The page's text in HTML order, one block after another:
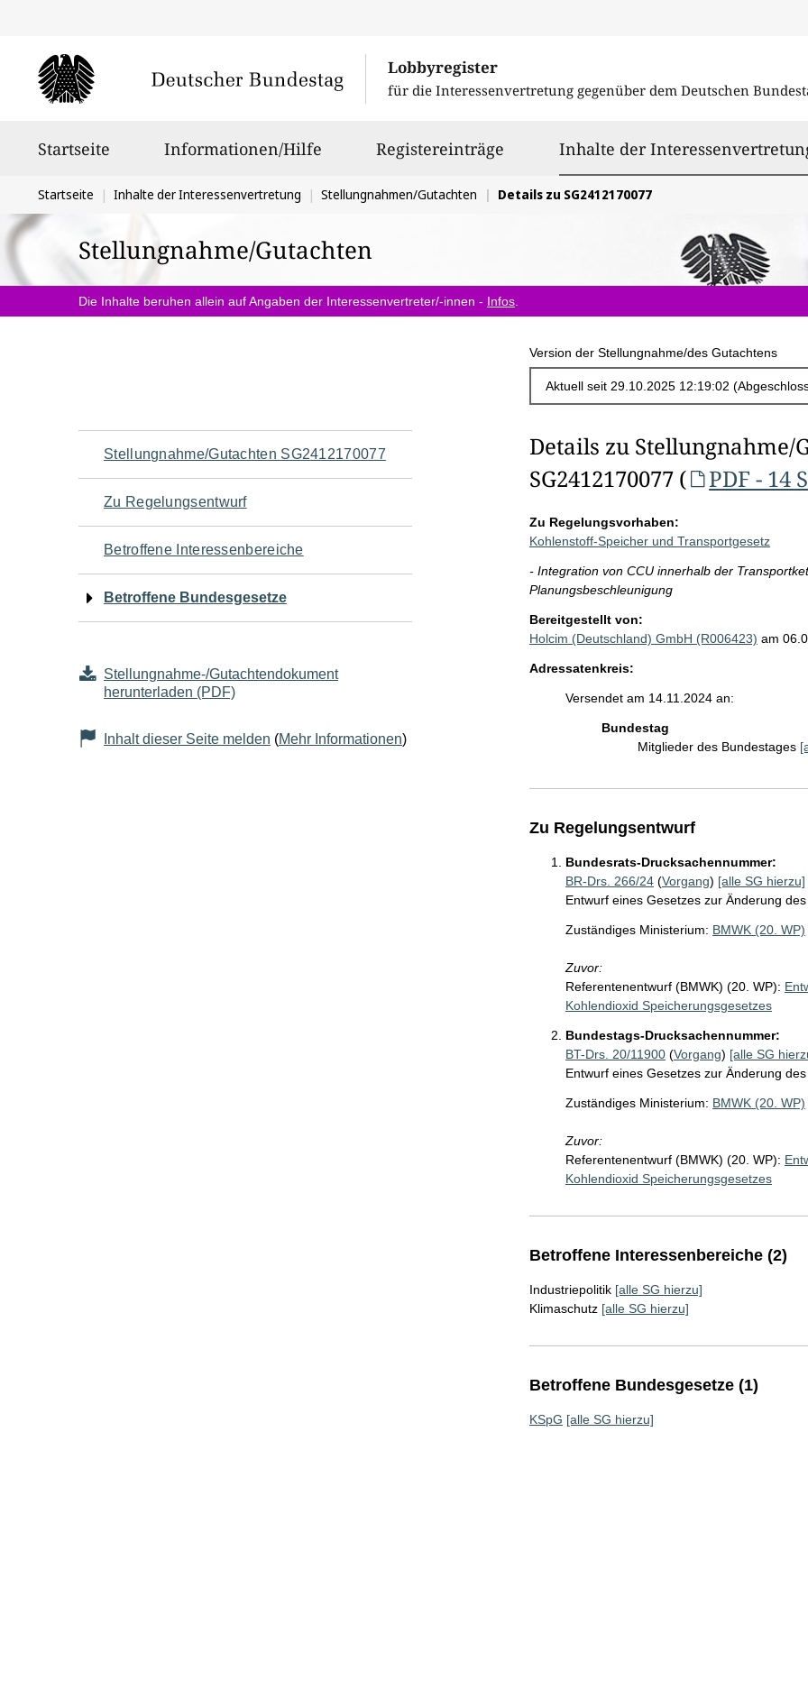
Lobbyregister
für die Interessenvertretung gegenüber dem Deutschen
Startseite Informationen/Hilfe Registereinträge Inhalte der
Sie
befinden
sich
hier:
Startseite Inhalte der Interessenvertretung Stellungnahmen/Gutachten Details zu SG2412170077
Stellungnahme/Gutachten
Die Inhalte beruhen allein auf Angaben der Interessenvertreter/-innen - Infos
Version der Stellungnahme/des Gutachtens
Navigation
für
den
Seiteninhalt
Stellungnahme/Gutachten SG2412170077
Zu Regelungsentwurf
Betroffene Interessenbereiche
Betroffene Bundesgesetze
Stellungnahme-/Gutachtendokument
herunterladen (PDF)
Inhalt dieser Seite melden (Mehr Informationen)
Details zu Stellungnahme/
SG2412170077 (
PDF - 14
Zu Regelungsvorhaben:
Kohlenstoff-Speicher und Transportgesetz
- Integration von CCU innerhalb der
Planungsbeschleunigung
Bereitgestellt von:
Holcim (Deutschland) GmbH (R006423) am
Adressatenkreis:
Versendet am 14.11.2024 an:
Bundestag
Mitglieder des Bundestages
Zu Regelungsentwurf
Bundesrats-Drucksachennummer:
BR-Drs. 266/24(Vorgang) [alle SG hierzu]
Entwurf eines Gesetzes zur Änderung
Zuständiges Ministerium: BMWK (20. WP)
Zuvor:
Referentenentwurf (BMWK) (20. WP):
Kohlendioxid Speicherungsgesetzes
Bundestags-Drucksachennummer:
BT-Drs. 20/11900(Vorgang) [alle SG
Entwurf eines Gesetzes zur Änderung
Zuständiges Ministerium: BMWK (20. WP)
Zuvor:
Referentenentwurf (BMWK) (20. WP):
Kohlendioxid Speicherungsgesetzes
Betroffene Interessenbereiche (2)
Industriepolitik [alle SG hierzu]
Klimaschutz [alle SG hierzu]
Betroffene Bundesgesetze (1)
KSpG [alle SG hierzu]